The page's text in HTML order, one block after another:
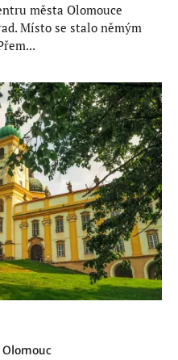
města Olomouce
Místo se stalo němým
Olomouc